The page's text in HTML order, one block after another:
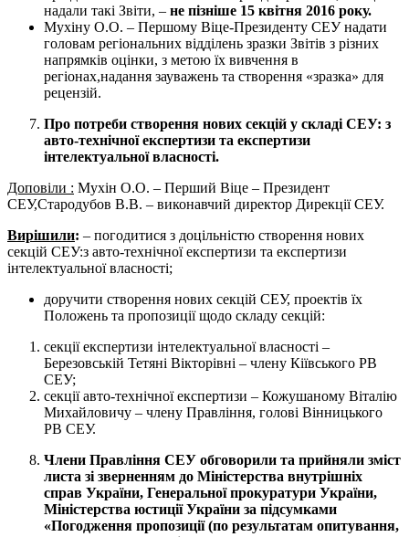
надали такі Звіти, – не пізніше 15 квітня 2016 року.
Мухіну О.О. – Першому Віце-Президенту СЕУ надати
головам регіональних відділень зразки Звітів з різних
напрямків оцінки, з метою їх вивчення в
регіонах,надання зауважень та створення «зразка» для
рецензій.
Про потреби створення нових секцій у складі СЕУ: з
авто-технічної експертизи та експертизи
інтелектуальної власності.
Доповіли : Мухін О.О. – Перший Віце – Президент
СЕУ,Стародубов В.В. – виконавчий директор Дирекції СЕУ.
Вирішили: – погодитися з доцільністю створення нових
секцій СЕУ:з авто-технічної експертизи та експертизи
інтелектуальної власності;
доручити створення нових секцій СЕУ, проектів їх
Положень та пропозиції щодо складу секцій:
секції експертизи інтелектуальної власності –
Березовській Тетяні Вікторівні – члену Кіївського РВ
СЕУ;
секції авто-технічної експертизи – Кожушаному Віталію
Михайловичу – члену Правління, голові Вінницького
РВ СЕУ.
Члени Правління СЕУ обговорили та прийняли зміст
листа зі зверненням до Міністерства внутрішніх
справ України, Генеральної прокуратури України,
Міністерства юстиції України за підсумками
«Погодження пропозиції (по результатам опитування,